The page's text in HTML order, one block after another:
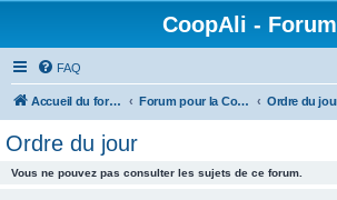
CoopAli - Forum
FAQ
Accueil du forum Forum pour la Coopérative alimentaire
Ordre du jour
Vous ne pouvez pas consulter les sujets de ce forum.